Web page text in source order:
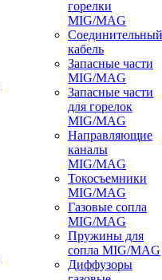
горелки
MIG/MAG
Соединительный
кабель
Запасные части
MIG/MAG
Запасные части
для горелок
MIG/MAG
Направляющие
каналы
MIG/MAG
Токосъемники
MIG/MAG
Газовые сопла
MIG/MAG
Пружины для
сопла MIG/MAG
Диффузоры